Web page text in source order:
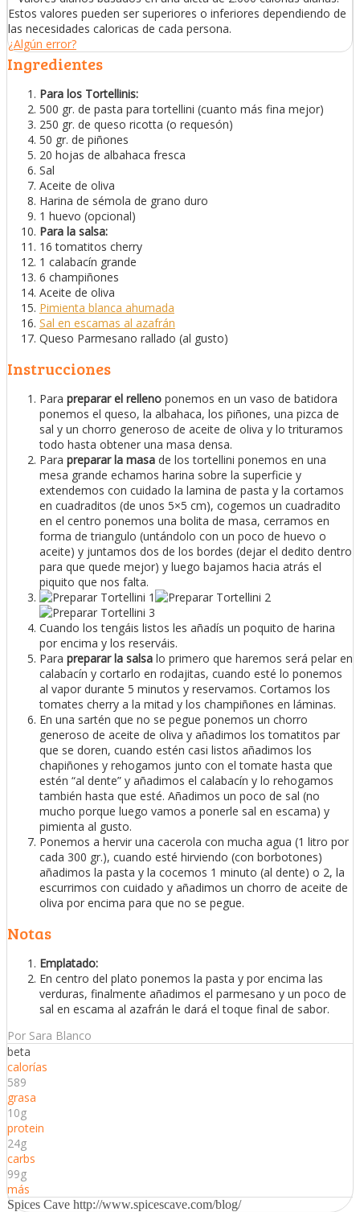
Estos valores pueden ser superiores o inferiores dependiendo de
las necesidades caloricas de cada persona.
¿Algún error?
Ingredientes
Para los Tortellinis:
500 gr. de pasta para tortellini (cuanto más fina mejor)
250 gr. de queso ricotta (o requesón)
50 gr. de piñones
20 hojas de albahaca fresca
Sal
Aceite de oliva
Harina de sémola de grano duro
1 huevo (opcional)
Para la salsa:
16 tomatitos cherry
1 calabacín grande
6 champiñones
Aceite de oliva
Pimienta blanca ahumada
Sal en escamas al azafrán
Queso Parmesano rallado (al gusto)
Instrucciones
Para preparar el relleno ponemos en un vaso de batidora
ponemos el queso, la albahaca, los piñones, una pizca de
sal y un chorro generoso de aceite de oliva y lo trituramos
todo hasta obtener una masa densa.
Para preparar la masa de los tortellini ponemos en una
mesa grande echamos harina sobre la superficie y
extendemos con cuidado la lamina de pasta y la cortamos
en cuadraditos (de unos 5×5 cm), cogemos un cuadradito
en el centro ponemos una bolita de masa, cerramos en
forma de triangulo (untándolo con un poco de huevo o
aceite) y juntamos dos de los bordes (dejar el dedito dentro
para que quede mejor) y luego bajamos hacia atrás el
piquito que nos falta.
Cuando los tengáis listos les añadís un poquito de harina
por encima y los reserváis.
Para preparar la salsa lo primero que haremos será pelar en
calabacín y cortarlo en rodajitas, cuando esté lo ponemos
al vapor durante 5 minutos y reservamos. Cortamos los
tomates cherry a la mitad y los champiñones en láminas.
En una sartén que no se pegue ponemos un chorro
generoso de aceite de oliva y añadimos los tomatitos par
que se doren, cuando estén casi listos añadimos los
chapiñones y rehogamos junto con el tomate hasta que
estén “al dente” y añadimos el calabacín y lo rehogamos
también hasta que esté. Añadimos un poco de sal (no
mucho porque luego vamos a ponerle sal en escama) y
pimienta al gusto.
Ponemos a hervir una cacerola con mucha agua (1 litro por
cada 300 gr.), cuando esté hirviendo (con borbotones)
añadimos la pasta y la cocemos 1 minuto (al dente) o 2, la
escurrimos con cuidado y añadimos un chorro de aceite de
oliva por encima para que no se pegue.
Notas
Emplatado:
En centro del plato ponemos la pasta y por encima las
verduras, finalmente añadimos el parmesano y un poco de
sal en escama al azafrán le dará el toque final de sabor.
Por Sara Blanco
beta
calorías
589
grasa
10g
protein
24g
carbs
99g
más
Spices Cave http://www.spicescave.com/blog/